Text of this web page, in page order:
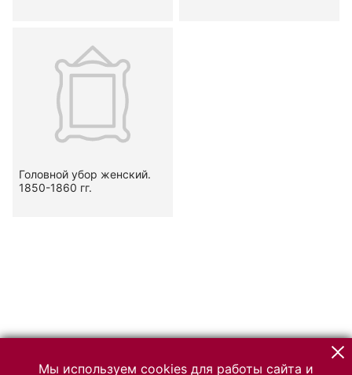
Головной убор женский.
1850-1860 гг.
Мы используем cookies для работы сайта и